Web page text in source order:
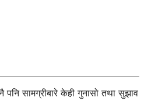
सामग्रीबारे केही गुनासो तथा सुझाव